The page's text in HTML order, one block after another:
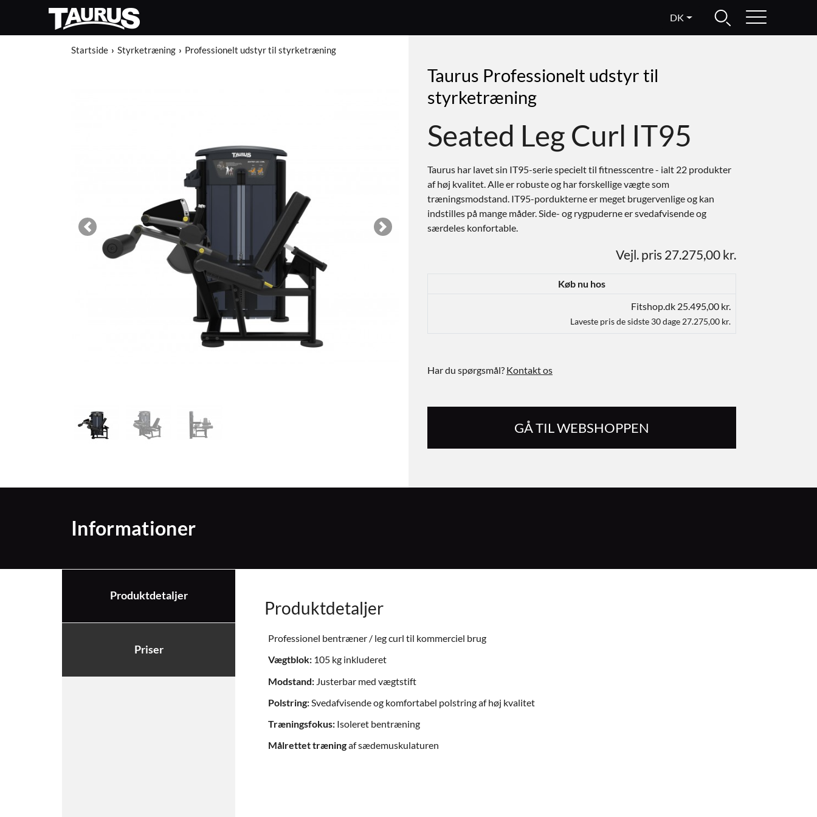
DK
Startside Styrketræning Professionelt udstyr til styrketræning
Previous Next
Taurus Professionelt udstyr til
styrketræning
Seated Leg Curl IT95
Taurus har lavet sin IT95-serie specielt til fitnesscentre - ialt 22 produkter
af høj kvalitet. Alle er robuste og har forskellige vægte som
træningsmodstand. IT95-pordukterne er meget brugervenlige og kan
indstilles på mange måder. Side- og rygpuderne er svedafvisende og
særdeles konfortable.
Vejl. pris 27.275,00 kr.
Køb nu hos
Fitshop.dk 25.495,00 kr.
Laveste pris de sidste 30 dage 27.275,00 kr.
Har du spørgsmål? Kontakt os
GÅ TIL WEBSHOPPEN
Informationer
Produktdetaljer
Priser
Produktdetaljer
Professionel bentræner / leg curl til kommerciel brug
Vægtblok:105 kg inkluderet
Modstand:Justerbar med vægtstift
Polstring:Svedafvisende og komfortabel polstring af høj kvalitet
Træningsfokus:Isoleret bentræning
Målrettet træningaf sædemuskulaturen